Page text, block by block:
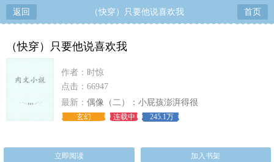
返回 （快穿）只要他说喜欢我 首页
（快穿）只要他说喜欢我
作者：时惊
点击：66947
最新： 偶像（二）：小屁孩澎湃得很
玄幻 连载中 245.1万
立即阅读 加入书架